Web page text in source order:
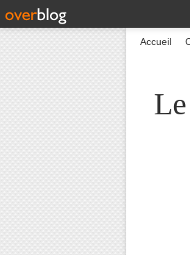
Accueil